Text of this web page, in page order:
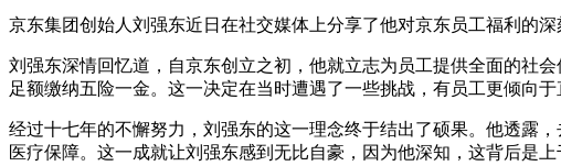
京东集团创始人刘强东近日在社交媒体上分享了他对京东员工福利的
刘强东深情回忆道，自京东创立之初，他就立志为员工提供全面的社
足额缴纳五险一金。这一决定在当时遭遇了一些挑战，有员工更倾向
经过十七年的不懈努力，刘强东的这一理念终于结出了硕果。他透露
医疗保障。这一成就让刘强东感到无比自豪，因为他深知，这背后是上